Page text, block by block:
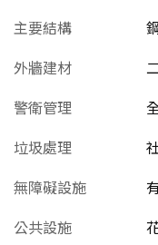
主要結構
外牆建材
警衛管理
垃圾處理
無障礙設施
公共設施